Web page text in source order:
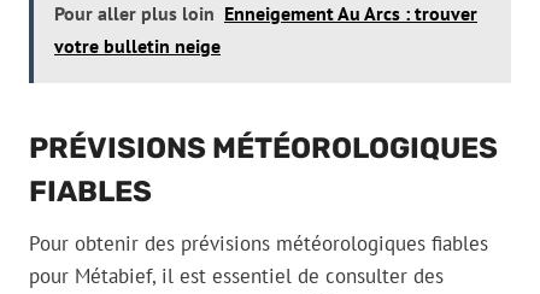
Pour aller plus loin Enneigement Au Arcs : trouver
votre bulletin neige
PRÉVISIONS MÉTÉOROLOGIQUES
FIABLES
Pour obtenir des prévisions météorologiques fiables
pour Métabief, il est essentiel de consulter des